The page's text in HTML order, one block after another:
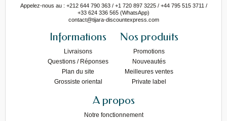
Appelez-nous au : +212 644 790 363 / +1 720 897 3225 / +44 795 515 3711 /
+33 624 336 565 (WhatsApp)
contact@tijara-discountexpress.com
Informations
Livraisons
Questions / Réponses
Plan du site
Grossiste oriental
Nos produits
Promotions
Nouveautés
Meilleures ventes
Private label
A propos
Notre fonctionnement